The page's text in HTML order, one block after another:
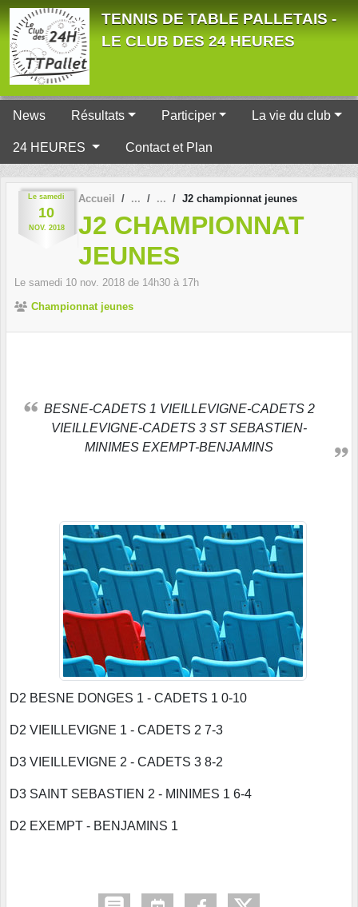
TENNIS DE TABLE PALLETAIS -
LE CLUB DES 24 HEURES
News Résultats Participer La vie du club
24 HEURES Contact et Plan
Le samedi
10
NOV. 2018
Accueil J2 championnat jeunes
J2 CHAMPIONNAT
JEUNES
Le samedi 10 nov. 2018 de 14h30 à 17h
Championnat jeunes
BESNE-CADETS 1 VIEILLEVIGNE-CADETS 2
VIEILLEVIGNE-CADETS 3 ST SEBASTIEN-
MINIMES EXEMPT-BENJAMINS
D2 BESNE DONGES 1 - CADETS 1 0-10
D2 VIEILLEVIGNE 1 - CADETS 2 7-3
D3 VIEILLEVIGNE 2 - CADETS 3 8-2
D3 SAINT SEBASTIEN 2 - MINIMES 1 6-4
D2 EXEMPT - BENJAMINS 1
Panneau de gestion des cookies